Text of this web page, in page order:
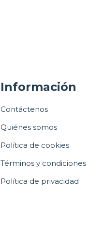
Información
Contáctenos
Quiénes somos
Política de cookies
Términos y condiciones
Política de privacidad